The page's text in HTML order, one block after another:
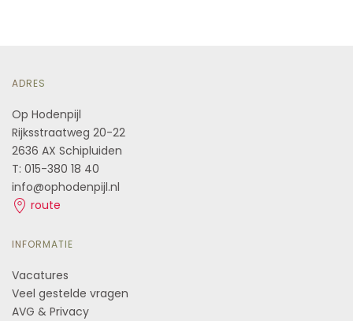
ADRES
Op Hodenpijl
Rijksstraatweg 20-22
2636 AX Schipluiden
T: 015-380 18 40
info@ophodenpijl.nl
route
INFORMATIE
Vacatures
Veel gestelde vragen
AVG & Privacy